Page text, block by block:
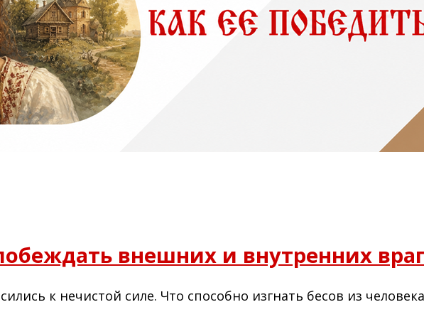
внешних и внутренних
к нечистой силе. Что способно изгнать бесов из